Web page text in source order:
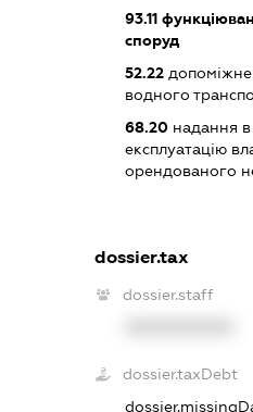
93.11
споруд
52.22
водного
68.20 надання
експлуатацію
орендованого
dossier.tax
dossier.staff
dossier.taxDebt